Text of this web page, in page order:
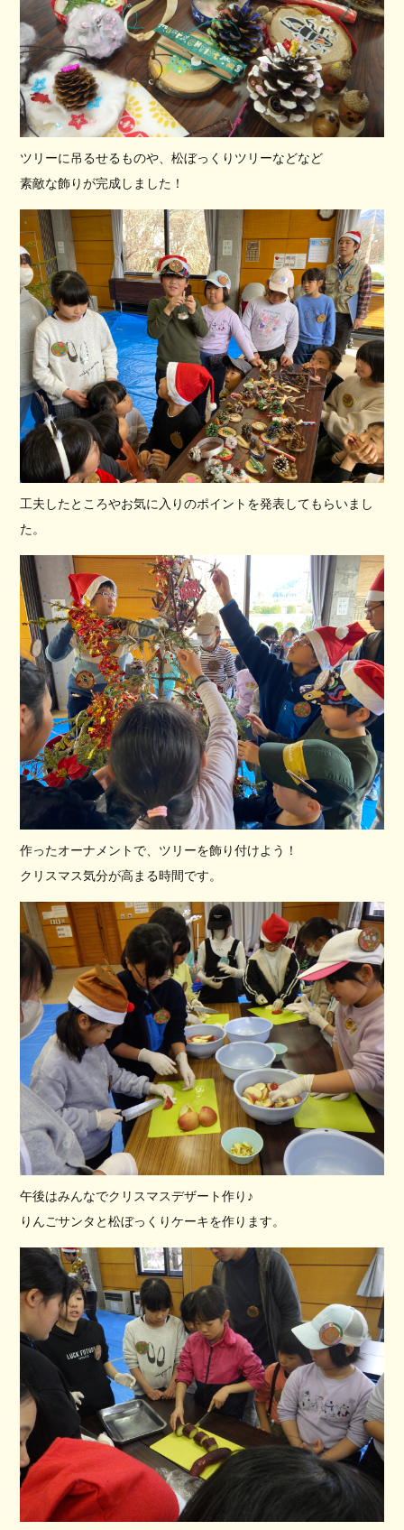
ツリーに吊るせるものや、松ぼっくりツリーなどなど
素敵な飾りが完成しました！
工夫したところやお気に入りのポイントを発表してもらいまし
た。
作ったオーナメントで、ツリーを飾り付けよう！
クリスマス気分が高まる時間です。
午後はみんなでクリスマスデザート作り♪
りんごサンタと松ぼっくりケーキを作ります。